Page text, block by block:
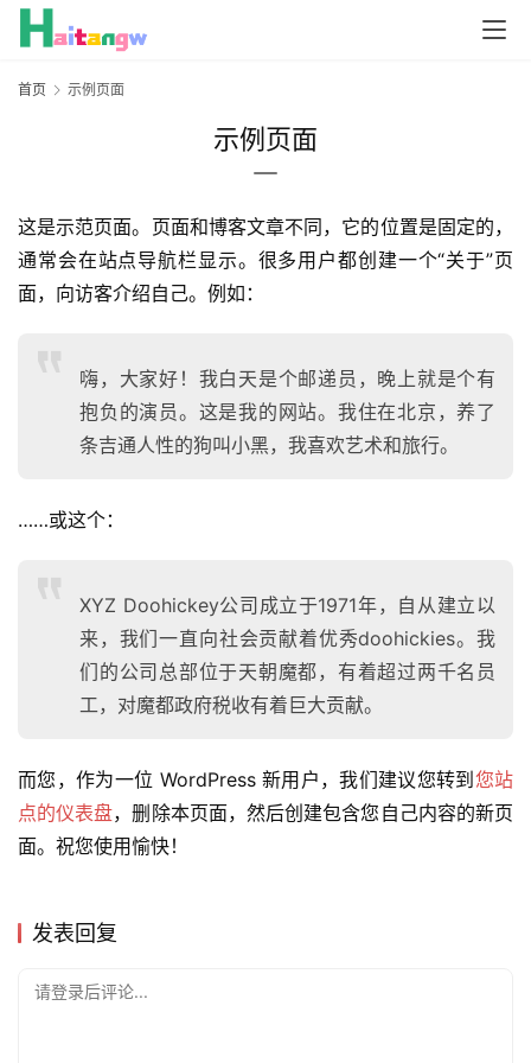
首页 示例页面
示例页面
这是示范页面。页面和博客文章不同，它的位置是固定的，
通常会在站点导航栏显示。很多用户都创建一个“关于”页
面，向访客介绍自己。例如：
嗨，大家好！我白天是个邮递员，晚上就是个有
抱负的演员。这是我的网站。我住在北京，养了
条吉通人性的狗叫小黑，我喜欢艺术和旅行。
……或这个：
XYZ Doohickey公司成立于1971年，自从建立以
来，我们一直向社会贡献着优秀doohickies。我
们的公司总部位于天朝魔都，有着超过两千名员
工，对魔都政府税收有着巨大贡献。
而您，作为一位 WordPress 新用户，我们建议您转到 您站
点的仪表盘，删除本页面，然后创建包含您自己内容的新页
面。祝您使用愉快！
发表回复
请登录后评论...